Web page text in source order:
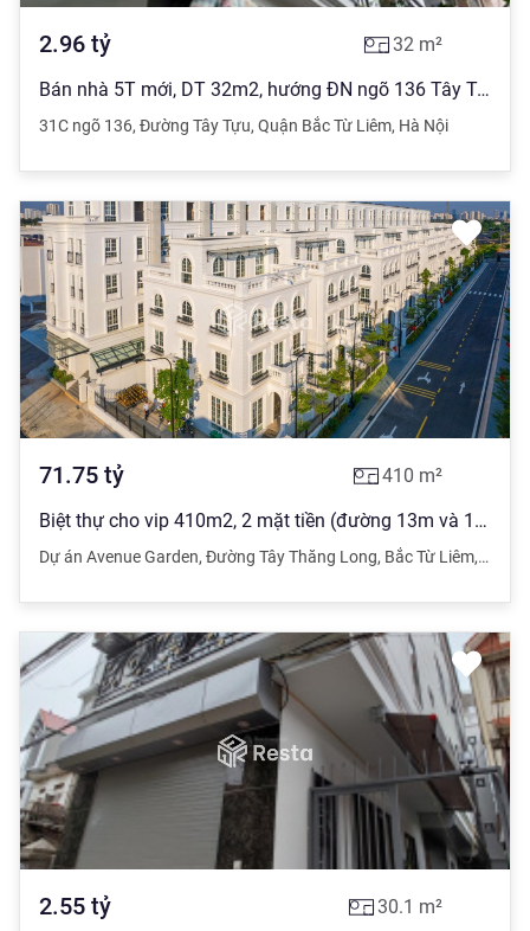
2.96 tỷ 32 m²
Bán nhà 5T mới, DT 32m2, hướng ĐN ngõ 136 Tây Tựu, Bắc Từ Liêm
31C ngõ 136, Đường Tây Tựu, Quận Bắc Từ Liêm, Hà Nội
71.75 tỷ 410 m²
Biệt thự cho vip 410m2, 2 mặt tiền (đường 13m và 17m) đường Tây Thăng Long, Hà Nội
Dự án Avenue Garden, Đường Tây Thăng Long, Bắc Từ Liêm, Hà Nội
2.55 tỷ 30.1 m²